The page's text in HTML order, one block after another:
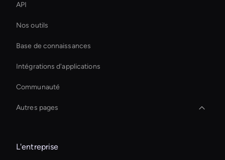
API
Nos outils
Base de connaissances
Intégrations d'applications
Communauté
Autres pages
Solutions d'IA interactives pour les avatars
L'entreprise